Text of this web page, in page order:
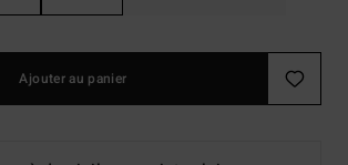
Ajouter au panier